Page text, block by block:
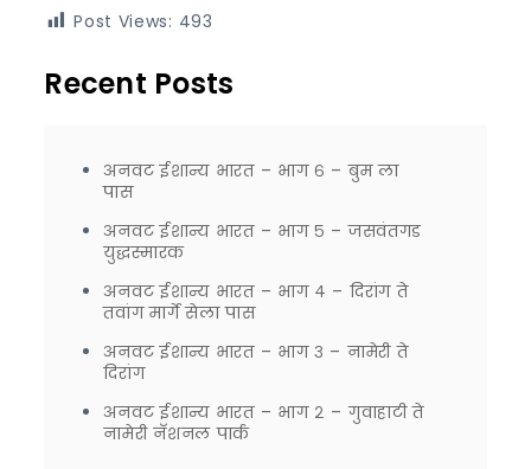
Post Views: 493
Recent Posts
अनवट ईशान्य भारत – भाग ६ – बुम ला
पास
अनवट ईशान्य भारत – भाग ५ – जसवंतगड
युद्धस्मारक
अनवट ईशान्य भारत – भाग ४ – दिरांग ते
तवांग मार्गे सेला पास
अनवट ईशान्य भारत – भाग ३ – नामेरी ते
दिरांग
अनवट ईशान्य भारत – भाग २ – गुवाहाटी ते
नामेरी नॅशनल पार्क